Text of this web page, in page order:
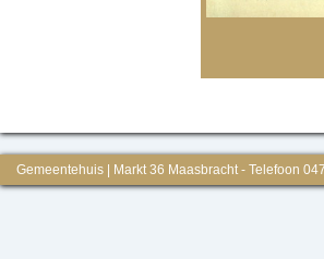
Gemeentehuis | Markt 36 Maasbracht - Telefoon